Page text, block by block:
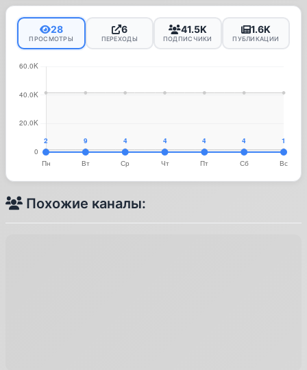
28
ПРОСМОТРЫ
6
ПЕРЕХОДЫ
41.5K
ПОДПИСЧИКИ
1.6K
ПУБЛИКАЦИИ
Похожие каналы: